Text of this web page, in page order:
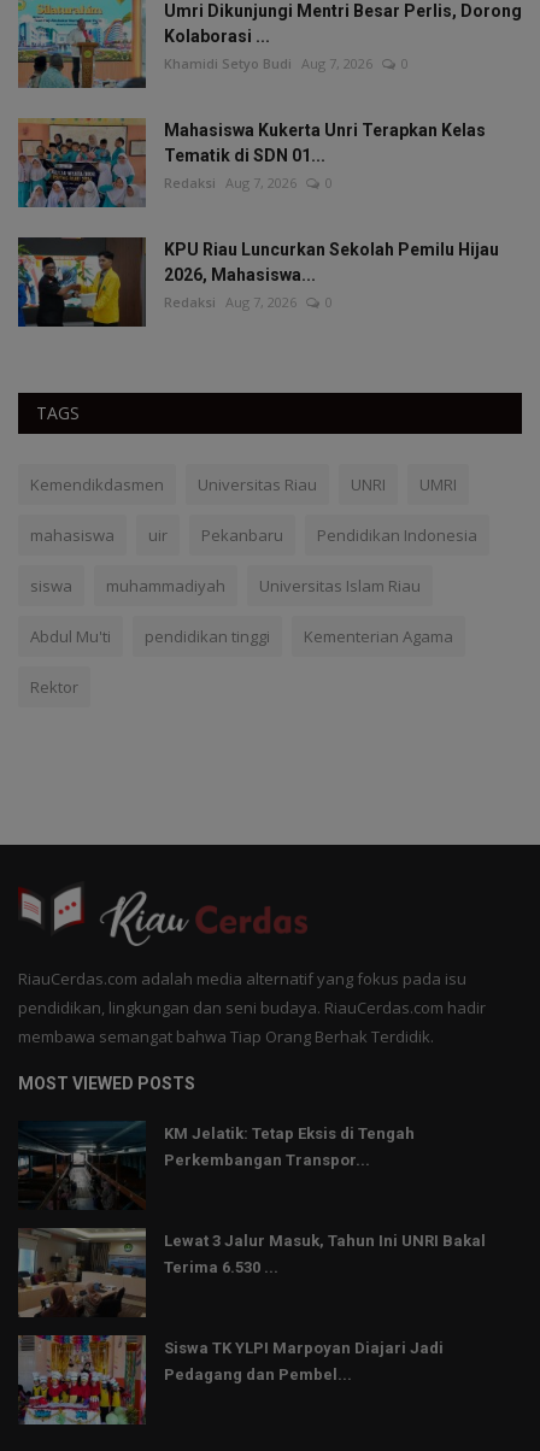
Umri Dikunjungi Mentri Besar Perlis, Dorong
Kolaborasi ...
Khamidi Setyo Budi Aug 7, 2026 0
Mahasiswa Kukerta Unri Terapkan Kelas
Tematik di SDN 01...
Redaksi Aug 7, 2026 0
KPU Riau Luncurkan Sekolah Pemilu Hijau
2026, Mahasiswa...
Redaksi Aug 7, 2026 0
TAGS
Kemendikdasmen Universitas Riau UNRI UMRI
mahasiswa uir Pekanbaru Pendidikan Indonesia
siswa muhammadiyah Universitas Islam Riau
Abdul Mu'ti pendidikan tinggi Kementerian Agama
Rektor
RiauCerdas.com adalah media alternatif yang fokus pada isu
pendidikan, lingkungan dan seni budaya. RiauCerdas.com hadir
membawa semangat bahwa Tiap Orang Berhak Terdidik.
MOST VIEWED POSTS
KM Jelatik: Tetap Eksis di Tengah
Perkembangan Transpor...
Lewat 3 Jalur Masuk, Tahun Ini UNRI Bakal
Terima 6.530 ...
Siswa TK YLPI Marpoyan Diajari Jadi
Pedagang dan Pembel...